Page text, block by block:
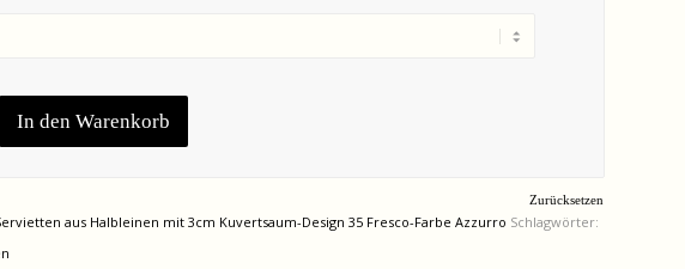
Zurücksetzen
In den Warenkorb
aus Halbleinen mit 3cm Kuvertsaum-Design 35 Fresco-Farbe Azzurro Schlagwörter: